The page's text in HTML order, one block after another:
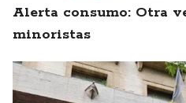
Alerta consumo: Otra
minoristas